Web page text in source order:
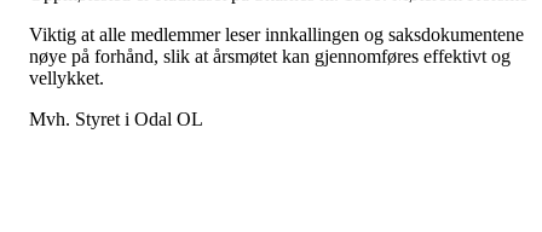
Viktig at alle medlemmer leser innkallingen og saksdokumentene
nøye på forhånd, slik at årsmøtet kan gjennomføres effektivt og
vellykket.
Mvh. Styret i Odal OL